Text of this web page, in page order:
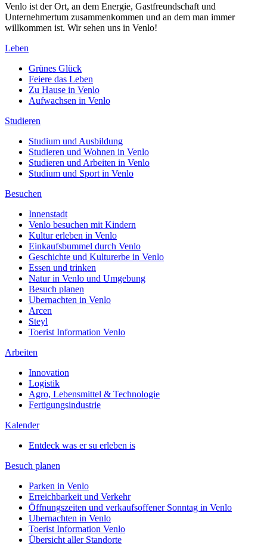
Venlo ist der Ort, an dem Energie, Gastfreundschaft und
Unternehmertum zusammenkommen und an dem man immer
willkommen ist. Wir sehen uns in Venlo!
Leben
Grünes Glück
Feiere das Leben
Zu Hause in Venlo
Aufwachsen in Venlo
Studieren
Studium und Ausbildung
Studieren und Wohnen in Venlo
Studieren und Arbeiten in Venlo
Studium und Sport in Venlo
Besuchen
Innenstadt
Venlo besuchen mit Kindern
Kultur erleben in Venlo
Einkaufsbummel durch Venlo
Geschichte und Kulturerbe in Venlo
Essen und trinken
Natur in Venlo und Umgebung
Besuch planen
Ubernachten in Venlo
Arcen
Steyl
Toerist Information Venlo
Arbeiten
Innovation
Logistik
Agro, Lebensmittel & Technologie
Fertigungsindustrie
Kalender
Entdeck was er su erleben is
Besuch planen
Parken in Venlo
Erreichbarkeit und Verkehr
Öffnungszeiten und verkaufsoffener Sonntag in Venlo
Ubernachten in Venlo
Toerist Information Venlo
Übersicht aller Standorte